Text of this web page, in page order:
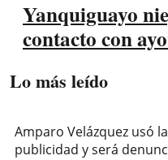
Yanquiguayo
contacto con
Lo más leído
Amparo Velázquez usó
publicidad y será